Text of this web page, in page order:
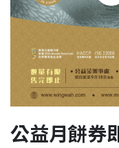
公益月餅券